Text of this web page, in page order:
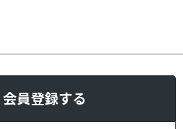
会員登録する